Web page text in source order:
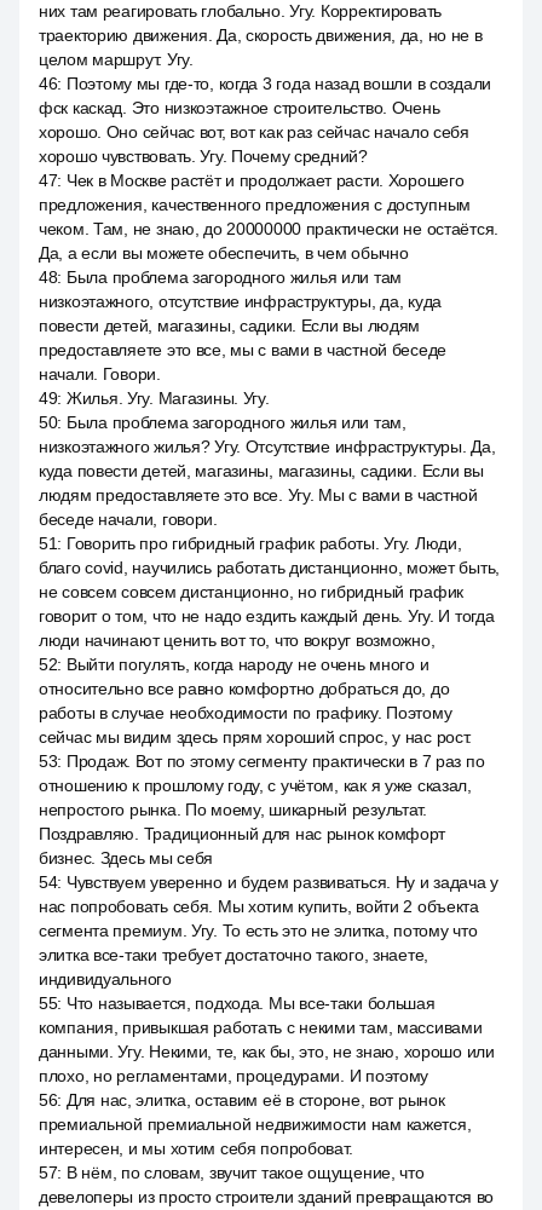
них там реагировать глобально. Угу. Корректировать
траекторию движения. Да, скорость движения, да, но не в
целом маршрут. Угу.
46: Поэтому мы где-то, когда 3 года назад вошли в создали
фск каскад. Это низкоэтажное строительство. Очень
хорошо. Оно сейчас вот, вот как раз сейчас начало себя
хорошо чувствовать. Угу. Почему средний?
47: Чек в Москве растёт и продолжает расти. Хорошего
предложения, качественного предложения с доступным
чеком. Там, не знаю, до 20000000 практически не остаётся.
Да, а если вы можете обеспечить, в чем обычно
48: Была проблема загородного жилья или там
низкоэтажного, отсутствие инфраструктуры, да, куда
повести детей, магазины, садики. Если вы людям
предоставляете это все, мы с вами в частной беседе
начали. Говори.
49: Жилья. Угу. Магазины. Угу.
50: Была проблема загородного жилья или там,
низкоэтажного жилья? Угу. Отсутствие инфраструктуры. Да,
куда повести детей, магазины, магазины, садики. Если вы
людям предоставляете это все. Угу. Мы с вами в частной
беседе начали, говори.
51: Говорить про гибридный график работы. Угу. Люди,
благо covid, научились работать дистанционно, может быть,
не совсем совсем дистанционно, но гибридный график
говорит о том, что не надо ездить каждый день. Угу. И тогда
люди начинают ценить вот то, что вокруг возможно,
52: Выйти погулять, когда народу не очень много и
относительно все равно комфортно добраться до, до
работы в случае необходимости по графику. Поэтому
сейчас мы видим здесь прям хороший спрос, у нас рост.
53: Продаж. Вот по этому сегменту практически в 7 раз по
отношению к прошлому году, с учётом, как я уже сказал,
непростого рынка. По моему, шикарный результат.
Поздравляю. Традиционный для нас рынок комфорт
бизнес. Здесь мы себя
54: Чувствуем уверенно и будем развиваться. Ну и задача у
нас попробовать себя. Мы хотим купить, войти 2 объекта
сегмента премиум. Угу. То есть это не элитка, потому что
элитка все-таки требует достаточно такого, знаете,
индивидуального
55: Что называется, подхода. Мы все-таки большая
компания, привыкшая работать с некими там, массивами
данными. Угу. Некими, те, как бы, это, не знаю, хорошо или
плохо, но регламентами, процедурами. И поэтому
56: Для нас, элитка, оставим её в стороне, вот рынок
премиальной премиальной недвижимости нам кажется,
интересен, и мы хотим себя попробоват.
57: В нём, по словам, звучит такое ощущение, что
девелоперы из просто строители зданий превращаются во